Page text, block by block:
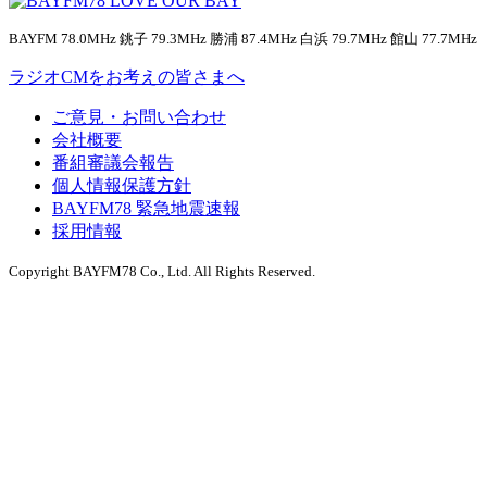
BAYFM 78.0MHz 銚子 79.3MHz 勝浦 87.4MHz 白浜 79.7MHz 館山 77.7MHz
ラジオCMをお考えの皆さまへ
ご意見・お問い合わせ
会社概要
番組審議会報告
個人情報保護方針
BAYFM78 緊急地震速報
採用情報
Copyright BAYFM78 Co., Ltd. All Rights Reserved.